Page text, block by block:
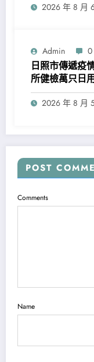
2026 年 8 月
Admin 0
日照市傳遞疫
所健檢萬只日
易近！
2026 年 8 月
POST
Comments
Name